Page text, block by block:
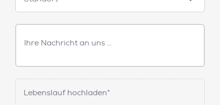
Freitext
Nachricht
Lebenslauf hochladen*